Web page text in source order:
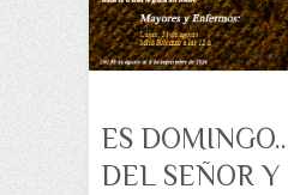
ES
DEL SEÑOR